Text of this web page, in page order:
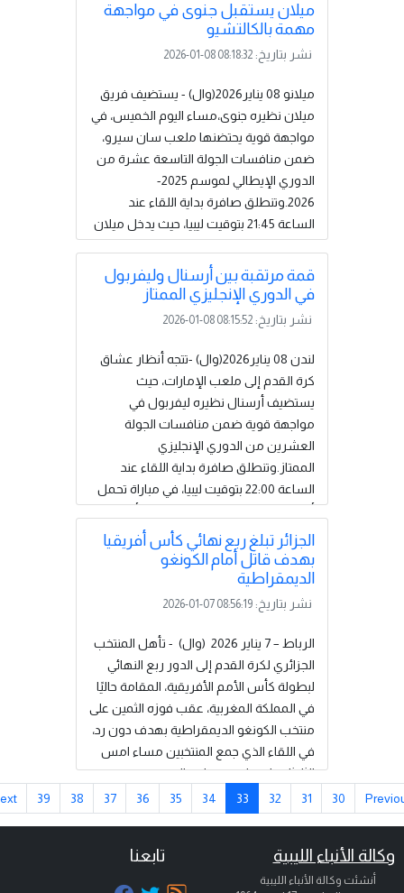
مع غريمه أتلتيكو مدريد في ديربي العاصمة
ضمن منافسات نصف نهائي البطولة، عند
الفائز من هذه المواجهة موعدًا في المباراة
النهائية مع فريق برشلونة، الذي تأهل بعد
تحقيقه فوزًا كبيرًا على أتلتيك بلباو بخمسة...
ميلان يستقبل جنوى في مواجهة
مهمة بالكالتشيو
نشر بتاريخ: 2026-01-08 08:18:32
ميلانو 08 يناير2026(وال) - يستضيف فريق
ميلان نظيره جنوى،مساء اليوم الخميس، في
مواجهة قوية يحتضنها ملعب سان سيرو،
ضمن منافسات الجولة التاسعة عشرة من
الدوري الإيطالي لموسم 2025-
2026.وتنطلق صافرة بداية اللقاء عند
الساعة 21:45 بتوقيت ليبيا، حيث يدخل ميلان
الكالتشيو برصيد 38 نقطة، بفارق نقطة
واحدة عن المتصدر إنتر، ساعيًا لتحقيق الفوز
ومواصلة الضغط في سباق المنافسة على
القمة.في المقابل، يمر جنوى بفترة صعبة
نتيجة سلسلة من النتائج السلبية، جعلته
يتراجع إلى المركز السابع عشر برصيد 15
نقطة، ليجد نفسه مهددًا... إقرأ المزيد
قمة مرتقبة بين أرسنال وليفربول
في الدوري الإنجليزي الممتاز
نشر بتاريخ: 2026-01-08 08:15:52
لندن 08 يناير2026(وال) -تتجه أنظار عشاق
كرة القدم إلى ملعب الإمارات، حيث
يستضيف أرسنال نظيره ليفربول في
مواجهة قوية ضمن منافسات الجولة
العشرين من الدوري الإنجليزي
الممتاز.وتنطلق صافرة بداية اللقاء عند
الساعة 22:00 بتوقيت ليبيا، في مباراة تحمل
المواجهة وهو يتصدر جدول ترتيب
البريميرليج برصيد 48 نقطة، ساعيًا لتعزيز
موقعه في الصدارة، بينما يحتل ليفربول
المركز الرابع برصيد 34 نقطة، ويطمح
المتقدمة... () .....
إقرأ المزيد
الجزائر تبلغ ربع نهائي كأس أفريقيا
بهدف قاتل أمام الكونغو
الديمقراطية
نشر بتاريخ: 2026-01-07 08:56:19
الرباط – 7 يناير 2026 (وال) - تأهل المنتخب
الجزائري لكرة القدم إلى الدور ربع النهائي
لبطولة كأس الأمم الأفريقية، المقامة حاليًا
في المملكة المغربية، عقب فوزه الثمين على
منتخب الكونغو الديمقراطية بهدف دون رد،
في اللقاء الذي جمع المنتخبين مساء امس
الثلاثاء على ملعب مولاي الحسن، ضمن
منافسات دور الستة عشر.وانتهى الوقت
الأصلي للمباراة، بشوطَيه الأول والثاني،
من الجانبين، مع قلة الفرص السانحة
للتسجيل، ليحتكم المنتخبان إلى شوطين
Next
الأنباء الليبية
أنشئت وكالة الأنباء الليبية
تابعنا